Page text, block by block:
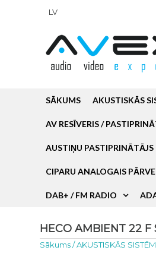
LV
SĀKUMS AKUSTISKĀS
AV RESĪVERIS /
AUSTIŅU PASTIPRINĀTĀJS
CIPARU ANALOGAIS
DAB+ / FM RADIO
HECO AMBIENT 22
Sākums/AKUSTISKĀS